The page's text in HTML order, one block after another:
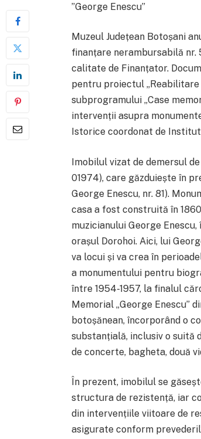
”George Enescu”
Muzeul Județean Botoșani
finanțare nerambursabilă nr.
calitate de Finanțator.
pentru proiectul „Reabilitare
subprogramului „Case
intervenții asupra
Istorice coordonat de
Imobilul vizat de demersul
01974), care găzduiește în
George Enescu, nr. 81).
casa a fost construită în
muzicianului George
orașul Dorohoi. Aici, lui
va locui și va crea în
a monumentului pentru
între 1954-1957, la finalul
Memorial „George Enescu”
botoșănean, încorporând o
substanțială, inclusiv o suită
de concerte, bagheta, două
În prezent, imobilul se
structura de rezistență, iar
din intervențiile viitoare de
asigurate conform